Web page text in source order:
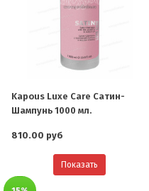
Kapous Luxe Care Сатин-
Шампунь 1000 мл.
810.00 руб
Показать